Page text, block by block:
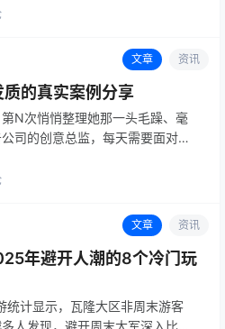
被沙漏偷走的时间，短暂得令人
文章 资讯
的真实案例分享
N次悄悄整理她那一头毛躁、毫
司的创意总监，每天需要面对客
力清洁洗发水，让她的头发变得
文章 资讯
年避开人潮的8个冷门玩
计显示，瓦隆大区非周末游客
人发现，避开周末大军深入比利